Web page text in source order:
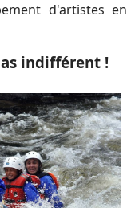
d'artistes en
indifférent !